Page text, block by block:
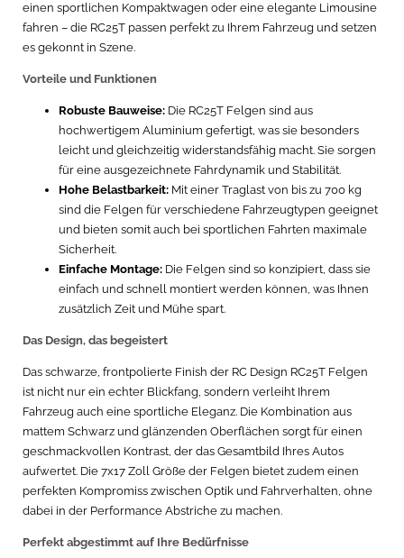
einen sportlichen Kompaktwagen oder eine elegante Limousine
fahren – die RC25T passen perfekt zu Ihrem Fahrzeug und setzen
es gekonnt in Szene.
Vorteile und Funktionen
Robuste Bauweise: Die RC25T Felgen sind aus
hochwertigem Aluminium gefertigt, was sie besonders
leicht und gleichzeitig widerstandsfähig macht. Sie sorgen
für eine ausgezeichnete Fahrdynamik und Stabilität.
Hohe Belastbarkeit: Mit einer Traglast von bis zu 700 kg
sind die Felgen für verschiedene Fahrzeugtypen geeignet
und bieten somit auch bei sportlichen Fahrten maximale
Sicherheit.
Einfache Montage: Die Felgen sind so konzipiert, dass sie
einfach und schnell montiert werden können, was Ihnen
zusätzlich Zeit und Mühe spart.
Das Design, das begeistert
Das schwarze, frontpolierte Finish der RC Design RC25T Felgen
ist nicht nur ein echter Blickfang, sondern verleiht Ihrem
Fahrzeug auch eine sportliche Eleganz. Die Kombination aus
mattem Schwarz und glänzenden Oberflächen sorgt für einen
geschmackvollen Kontrast, der das Gesamtbild Ihres Autos
aufwertet. Die 7x17 Zoll Größe der Felgen bietet zudem einen
perfekten Kompromiss zwischen Optik und Fahrverhalten, ohne
dabei in der Performance Abstriche zu machen.
Perfekt abgestimmt auf Ihre Bedürfnisse